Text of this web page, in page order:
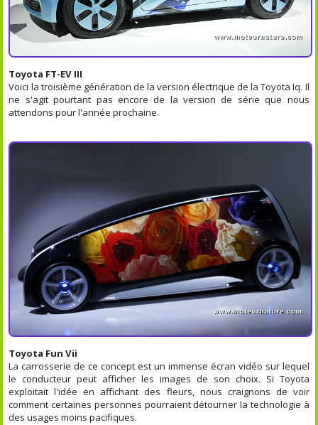
Toyota FT-EV III
Voici la troisième génération de la version électrique de la Toyota Iq. Il
ne s'agit pourtant pas encore de la version de série que nous
attendons pour l'année prochaine.
Toyota Fun Vii
La carrosserie de ce concept est un immense écran vidéo sur lequel
le conducteur peut afficher les images de son choix. Si Toyota
exploitait l'idée en affichant des fleurs, nous craignons de voir
comment certaines personnes pourraient détourner la technologie à
des usages moins pacifiques.